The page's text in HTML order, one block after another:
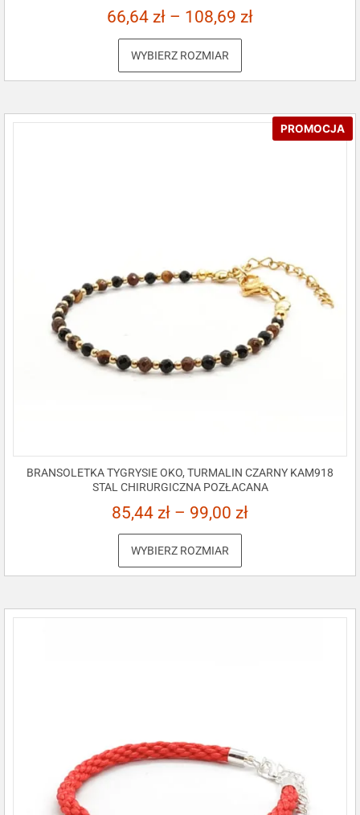
66,64 zł – 108,69 zł
WYBIERZ ROZMIAR
PROMOCJA
BRANSOLETKA TYGRYSIE OKO, TURMALIN CZARNY KAM918
STAL CHIRURGICZNA POZŁACANA
85,44 zł – 99,00 zł
WYBIERZ ROZMIAR